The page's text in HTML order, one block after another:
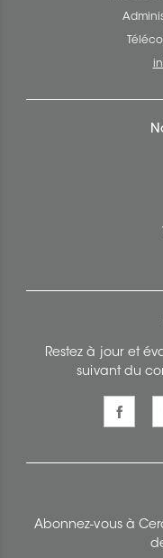
Restez à jour et
suivant du
Abonnez-vous à